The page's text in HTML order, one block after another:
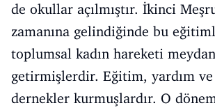
de okullar açılmıştır. İkinci
zamanına gelindiğinde bu
toplumsal kadın hareketi
getirmişlerdir. Eğitim, yardım
dernekler kurmuşlardır. O